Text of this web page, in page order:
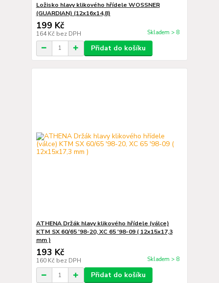
Ložisko hlavy klikového hřídele WOSSNER
(GUARDIAN) (12x16x14,8)
199 Kč
164 Kč bez DPH Skladem > 8
Přidat do košíku
ATHENA Držák hlavy klikového hřídele (válce)
KTM SX 60/65 '98-20, XC 65 '98-09 ( 12x15x17,3
mm )
193 Kč
160 Kč bez DPH Skladem > 8
Přidat do košíku